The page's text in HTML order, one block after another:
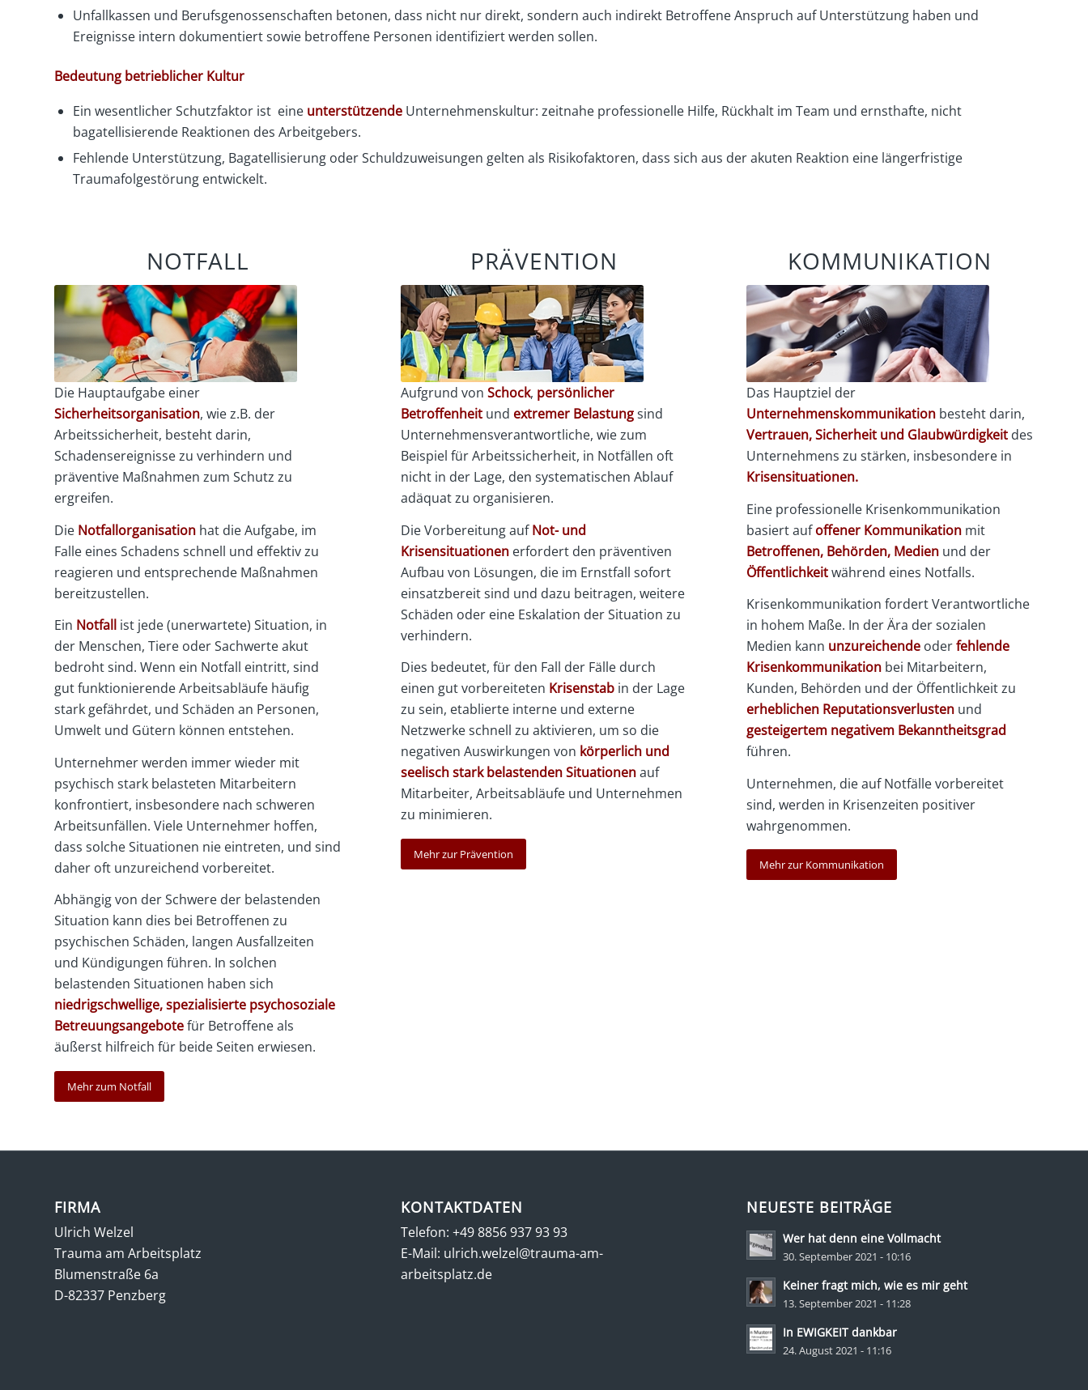
Unfallkassen und Berufsgenossenschaften betonen, dass nicht nur direkt, sondern auch indirekt Betroffene Anspruch auf Unterstützung haben und
Ereignisse intern dokumentiert sowie betroffene Personen identifiziert werden sollen.
Bedeutung betrieblicher Kultur
Ein wesentlicher Schutzfaktor ist eine unterstützende Unternehmenskultur: zeitnahe professionelle Hilfe, Rückhalt im Team und ernsthafte, nicht
bagatellisierende Reaktionen des Arbeitgebers.
Fehlende Unterstützung, Bagatellisierung oder Schuldzuweisungen gelten als Risikofaktoren, dass sich aus der akuten Reaktion eine längerfristige
Traumafolgestörung entwickelt.
NOTFALL
Die Hauptaufgabe einer
Sicherheitsorganisation, wie z.B. der
Arbeitssicherheit, besteht darin,
Schadensereignisse zu verhindern und
präventive Maßnahmen zum Schutz zu
ergreifen.
Die Notfallorganisation hat die Aufgabe, im
Falle eines Schadens schnell und effektiv zu
reagieren und entsprechende Maßnahmen
bereitzustellen.
Ein Notfall ist jede (unerwartete) Situation, in
der Menschen, Tiere oder Sachwerte akut
bedroht sind. Wenn ein Notfall eintritt, sind
gut funktionierende Arbeitsabläufe häufig
stark gefährdet, und Schäden an Personen,
Umwelt und Gütern können entstehen.
Unternehmer werden immer wieder mit
psychisch stark belasteten Mitarbeitern
konfrontiert, insbesondere nach schweren
Arbeitsunfällen. Viele Unternehmer hoffen,
dass solche Situationen nie eintreten, und sind
daher oft unzureichend vorbereitet.
Abhängig von der Schwere der belastenden
Situation kann dies bei Betroffenen zu
psychischen Schäden, langen Ausfallzeiten
und Kündigungen führen. In solchen
belastenden Situationen haben sich
niedrigschwellige, spezialisierte psychosoziale
Betreuungsangebotefür Betroffene als
äußerst hilfreich für beide Seiten erwiesen.
Mehr zum Notfall
PRÄVENTION
Aufgrund von Schock, persönlicher
Betroffenheitund extremer Belastungsind
Unternehmensverantwortliche, wie zum
Beispiel für Arbeitssicherheit, in Notfällen oft
nicht in der Lage, den systematischen Ablauf
adäquat zu organisieren.
Die Vorbereitung aufNot- und
Krisensituationenerfordert den präventiven
Aufbau von Lösungen, die im Ernstfall sofort
einsatzbereit sind und dazu beitragen, weitere
Schäden oder eine Eskalation der Situation zu
verhindern.
Dies bedeutet, für den Fall der Fälle durch
einen gut vorbereiteten Krisenstabin der Lage
zu sein, etablierte interne und externe
Netzwerke schnell zu aktivieren, um so die
negativen Auswirkungen von körperlich und
seelisch stark belastenden Situationenauf
Mitarbeiter, Arbeitsabläufe und Unternehmen
zu minimieren.
Mehr zur Prävention
KOMMUNIKATION
Das Hauptziel der
Unternehmenskommunikation besteht darin,
Vertrauen, Sicherheit und Glaubwürdigkeit des
Unternehmens zu stärken, insbesondere in
Krisensituationen.
Eine professionelle Krisenkommunikation
basiert aufoffener Kommunikation mit
Betroffenen, Behörden, Medien und der
Öffentlichkeitwährend eines Notfalls.
Krisenkommunikation fordert Verantwortliche
in hohem Maße. In der Ära der sozialen
Medien kann unzureichende oderfehlende
Krisenkommunikation bei Mitarbeitern,
Kunden, Behörden und der Öffentlichkeit zu
erheblichen Reputationsverlusten und
gesteigertem negativem Bekanntheitsgrad
führen.
Unternehmen, die auf Notfälle vorbereitet
sind, werden in Krisenzeiten positiver
wahrgenommen.
Mehr zur Kommunikation
FIRMA
Ulrich Welzel
Trauma am Arbeitsplatz
Blumenstraße 6a
D-82337 Penzberg
KONTAKTDATEN
Telefon: +49 8856 937 93 93
E-Mail: ulrich.welzel@trauma-am-
arbeitsplatz.de
NEUESTE BEITRÄGE
Wer hat denn eine Vollmacht
30. September 2021 - 10:16
Keiner fragt mich, wie es mir geht
13. September 2021 - 11:28
In EWIGKEIT dankbar
24. August 2021 - 11:16